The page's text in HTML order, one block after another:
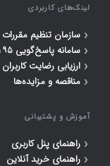
لینک‌های کاربردی
‹ سازمان تنظیم مقررات
‹ سامانه پاسخ‌گویی ۱۹۵
‹ ارزیابی رضایت کاربران
‹ مناقصه و مزایده‌ها
آموزش و پشتیبانی
‹ راهنمای پنل کاربری
‹ راهنمای خرید آنلاین